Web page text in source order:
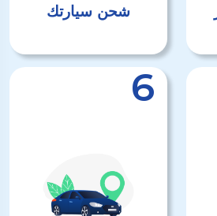
شحن سيارتك
6